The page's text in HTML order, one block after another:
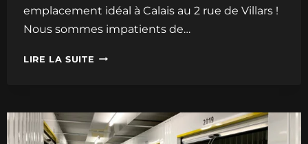
emplacement idéal à Calais au 2 rue de Villars !
Nous sommes impatients de…
LIRE LA SUITE CENTRE
À
CALAIS